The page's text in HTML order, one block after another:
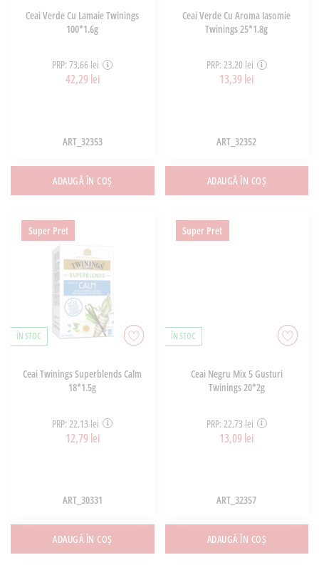
Ceai Verde Cu Lamaie Twinings
100*1.6g
PRP: 73,66 lei
42,29 lei
ART_32353
ADAUGĂ ÎN COȘ
Ceai Verde Cu Aroma Iasomie
Twinings 25*1.8g
PRP: 23,20 lei
13,39 lei
ART_32352
ADAUGĂ ÎN COȘ
Super Pret
ÎN STOC
Ceai Twinings Superblends Calm
18*1.5g
PRP: 22,13 lei
12,79 lei
ART_30331
ADAUGĂ ÎN COȘ
Super Pret
ÎN STOC
Ceai Negru Mix 5 Gusturi
Twinings 20*2g
PRP: 22,73 lei
13,09 lei
ART_32357
ADAUGĂ ÎN COȘ